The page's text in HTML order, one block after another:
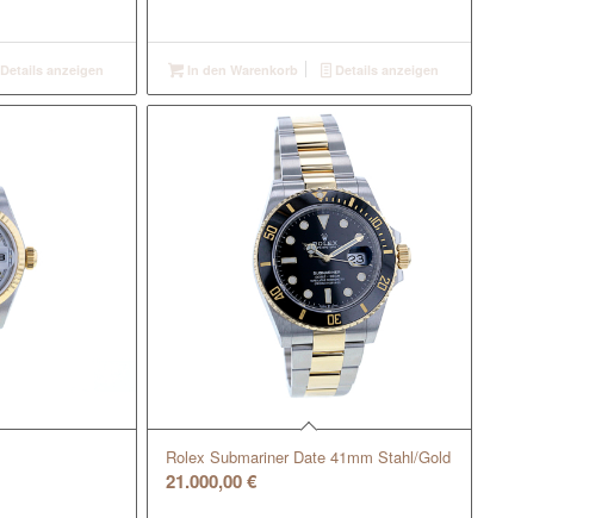
Details anzeigen In den Warenkorb Details anzeigen
Rolex Submariner Date 41mm Stahl/Gold
21.000,00€